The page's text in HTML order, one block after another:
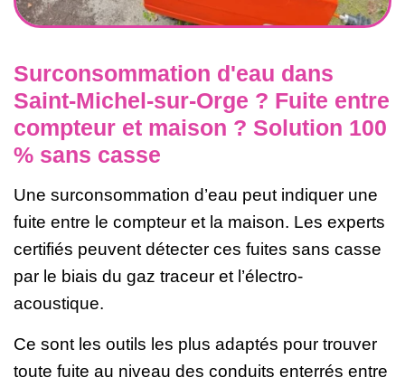
Surconsommation d'eau dans
Saint-Michel-sur-Orge ? Fuite entre
compteur et maison ? Solution 100
% sans casse
Une surconsommation d’eau peut indiquer une
fuite entre le compteur et la maison. Les experts
certifiés peuvent détecter ces fuites sans casse
par le biais du gaz traceur et l’électro-
acoustique.
Ce sont les outils les plus adaptés pour trouver
toute fuite au niveau des conduits enterrés entre